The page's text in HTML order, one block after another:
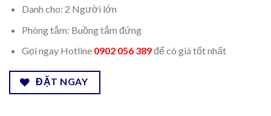
Danh cho: 2 Người lớn
Phòng tắm: Buồng tắm đứng
Gọi ngay Hotline 0902 056 389để có giá tốt nhất
ĐẶT NGAY